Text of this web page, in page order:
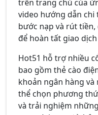
trên trang chủ của
video hướng dẫn chi
bước nạp và rút
để hoàn tất giao
Hot51 hỗ trợ nhiều
bao gồm thẻ cào
khoản ngân hàng và
thể chọn phương
và trải nghiệm